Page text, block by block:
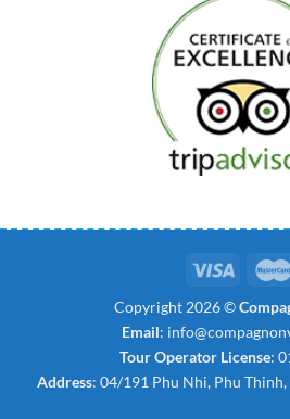
Copyright 2026 ©
Email:
Tour Operator License:
Address: 04/191 Phu Nhi, Phu Thinh,